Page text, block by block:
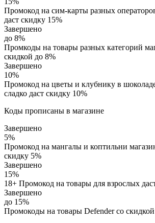
Промокод на сим-карты разных
даст скидку 15%
Завершено
до 8%
Промкоды на товары разных категорий
скидкой до 8%
Завершено
10%
Промокод на цветы и клубнику в
сладко даст скидку 10%
Коды прописаны в магазине
Завершено
5%
Промокод на мангалы и коптильни
скидку 5%
Завершено
15%
18+ Промокод на товары для взрослых
Завершено
до 15%
Промокоды на товары Defender со